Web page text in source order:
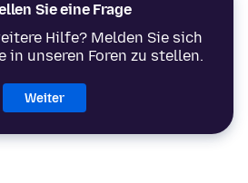
Sie eine Frage
Hilfe? Melden Sie sich
in unseren Foren zu stellen.
Weiter